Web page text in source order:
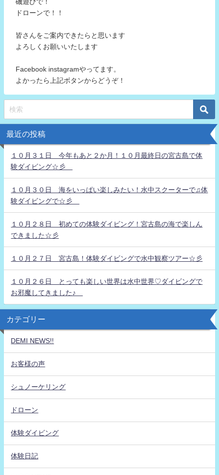
磯遊びで！
ドローンで！！
皆さんをご案内できたらと思います
よろしくお願いいたします
Facebook instagramやってます。
よかったら上記ボタンからどうぞ！
最近の投稿
１０月３１日 今年もあと２か月！１０月最終日の宮古島で体
験ダイビング☆彡
１０月３０日 海をいっぱい楽しみたい！水中スクーターで♫体
験ダイビングで☆彡
１０月２８日 初めての体験ダイビング！宮古島の海で楽しん
できました☆彡
１０月２７日 宮古島！体験ダイビングで水中観察ツアー☆彡
１０月２６日 とっても楽しい世界は水中世界♡ダイビングで
お邪魔してきました♪
カテゴリー
DEMI NEWS!!
お客様の声
シュノーケリング
ドローン
体験ダイビング
体験日記